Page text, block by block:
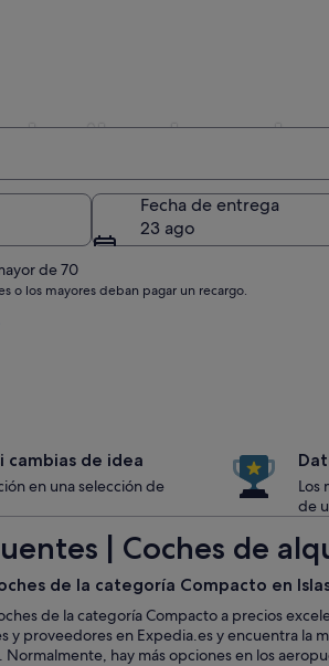
de
Fecha de entrega
23 ago
de 70
o los mayores deban pagar un recargo.
cambias de idea
en una selección de
Los
de
| Coches de
de la categoría Compacto en
de la categoría Compacto a precios
y proveedores en Expedia.es y encuentra la
hay más opciones en los